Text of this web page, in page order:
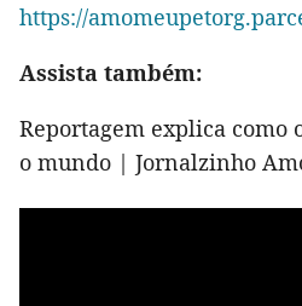
https://
Assista também:
Reportagem explica como
o mundo | Jornalzinho